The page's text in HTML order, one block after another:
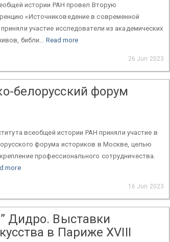
истории РАН провел Вторую
«Источниковедение в современной
участие исследователи из академических
библи... Read more
26 Jun 2023
белорусский форум
всеобщей истории РАН приняли участие в
форума историков в Москве, целью
профессионального сотрудничества.
more
16 Jun 2023
Дидро. Выставки
в Париже XVIII